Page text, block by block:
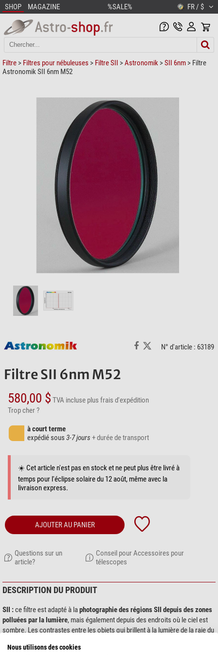
SHOP MAGAZINE %SALE% FR / $
Filtre > Filtres pour nébuleuses > Filtre SII >Astronomik >SII 6nm > Filtre
Astronomik SII 6nm M52
N° d'article : 63189
Filtre SII 6nm M52
580,00 $ TVA incluse plus frais d'expédition
Trop cher ?
à court terme
expédié sous 3-7 jours + durée de transport
☀️ Cet article n'est pas en stock et ne peut plus être livré à
temps pour l'éclipse solaire du 12 août, même avec la
livraison express.
AJOUTER AU PANIER
Questions sur un
article?
Conseil pour Accessoires pour
télescopes
DESCRIPTION DU PRODUIT
SII :ce filtre est adapté à laphotographie des régions SII depuis des zones
polluées par la lumière, mais également depuis des endroits où le ciel est
sombre. Les contrastes entre les objets qui brillent à la lumière de la raie du
Nous utilisons des cookies